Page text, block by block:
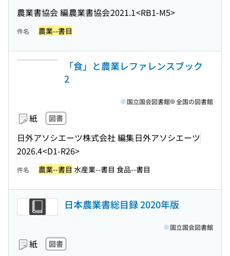
農業書協会 編農業書協会2021.1<RB1-M5>
件名 農業--書目
「食」と農業レファレンスブック
2
紙 図書
日外アソシエーツ株式会社 編集日外アソシエーツ
2026.4<D1-R26>
国立国会図書館 全国の図書館
件名 農業--書目 水産業--書目 食品--書目
日本農業書総目録 2020年版
紙 図書
国立国会図書館